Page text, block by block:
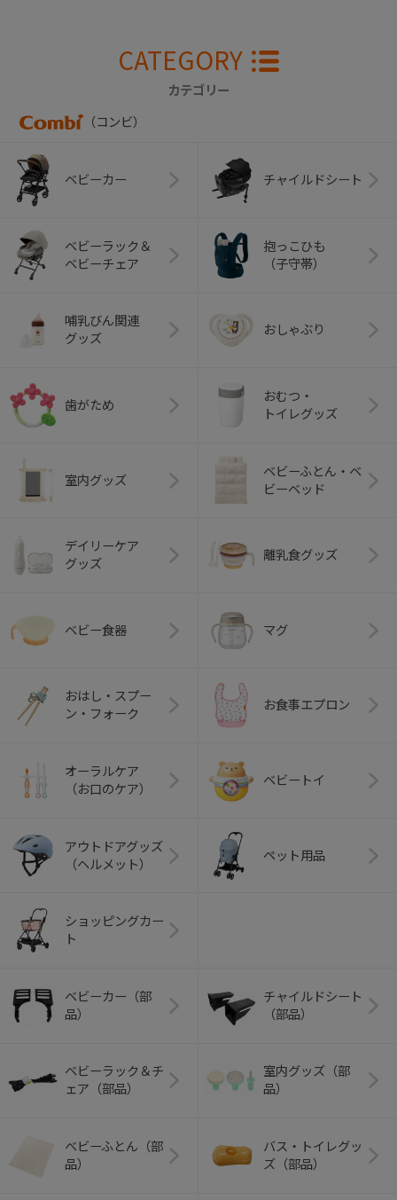
CATEGORY
カテゴリー
（コンビ）
ベビーカー チャイルドシート
ベビーラック＆
ベビーチェア
抱っこひも
（子守帯）
哺乳びん関連
グッズ
おしゃぶり
歯がため
おむつ・
トイレグッズ
室内グッズ
ベビーふとん・ベ
ビーベッド
デイリーケア
グッズ
離乳食グッズ
ベビー食器 マグ
おはし・スプー
ン・フォーク
お食事エプロン
オーラルケア
（お口のケア）
ベビートイ
アウトドアグッズ
（ヘルメット）
ペット用品
ショッピングカー
ト
ベビーカー（部
品）
チャイルドシート
（部品）
ベビーラック＆チ
ェア（部品）
室内グッズ（部
品）
ベビーふとん（部
品）
バス・トイレグッ
ズ（部品）